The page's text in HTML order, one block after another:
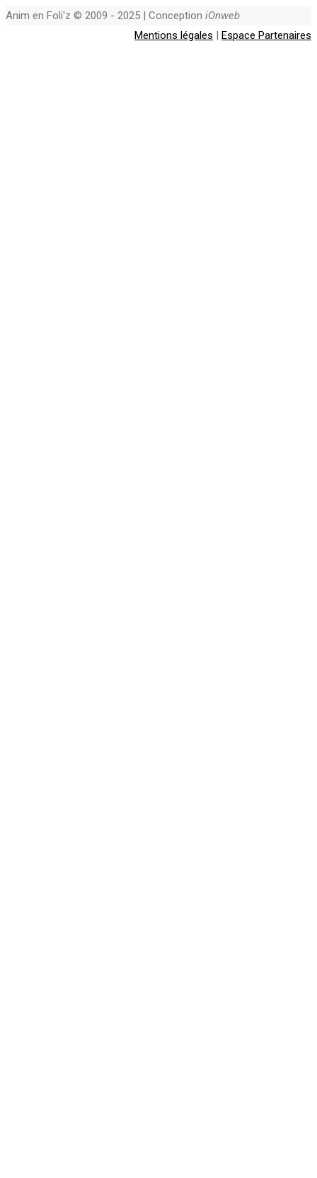
Anim en Foli'z © 2009 - 2025 | Conception iOnweb
Mentions légales | Espace Partenaires